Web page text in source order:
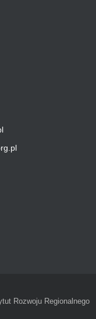
Rozwoju Regionalnego